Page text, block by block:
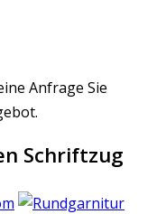
Anfrage Sie
Schriftzug